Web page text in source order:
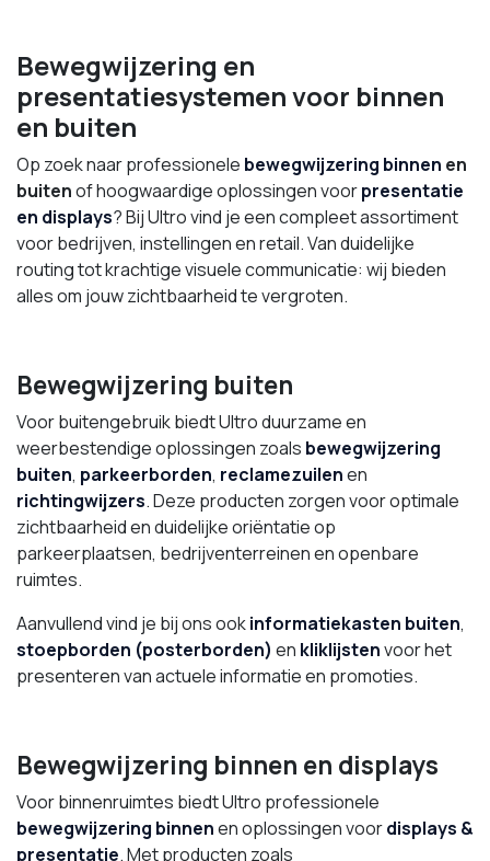
Bewegwijzering en
presentatiesystemen voor binnen
en buiten
Op zoek naar professionele bewegwijzering binnen en
buitenof hoogwaardige oplossingen voorpresentatie
en displays? Bij Ultro vind je een compleet assortiment
voor bedrijven, instellingen en retail. Van duidelijke
routing tot krachtige visuele communicatie: wij bieden
alles om jouw zichtbaarheid te vergroten.
Bewegwijzering buiten
Voor buitengebruik biedt Ultro duurzame en
weerbestendige oplossingen zoals bewegwijzering
buiten, parkeerborden, reclamezuilenen
richtingwijzers. Deze producten zorgen voor optimale
zichtbaarheid en duidelijke oriëntatie op
parkeerplaatsen, bedrijventerreinen en openbare
ruimtes.
Aanvullend vind je bij ons ookinformatiekasten buiten,
stoepborden (posterborden) en kliklijstenvoor het
presenteren van actuele informatie en promoties.
Bewegwijzering binnen en displays
Voor binnenruimtes biedt Ultro professionele
bewegwijzering binnenen oplossingen voordisplays &
presentatie. Met producten zoals